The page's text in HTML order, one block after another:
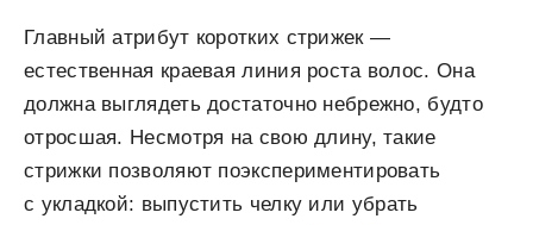
Главный атрибут коротких стрижек —
естественная краевая линия роста волос. Она
должна выглядеть достаточно небрежно, будто
отросшая. Несмотря на свою длину, такие
стрижки позволяют поэкспериментировать
с укладкой: выпустить челку или убрать